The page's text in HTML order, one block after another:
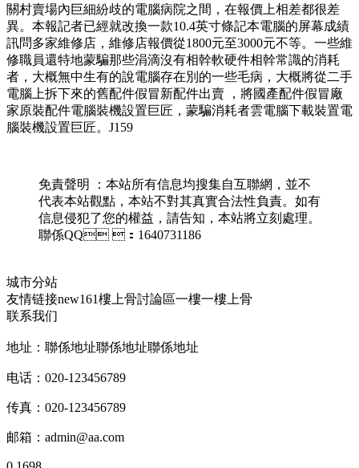
關村賣場內巨細紛歧的電腦病院之間，在報價上相差都很差
異 。本報記者已經就改換一款10.4英寸條記本電腦的屏幕成績
訊問多家維修店，維修店報價從1800元至3000元不等。一些維
修職員還特地蒙騙那些涓滴沒有相幹軟硬件相幹常識的消耗
者，大概無中生有的說電腦存在別的一些毛病 ，大概將從二手
電腦上拆下來的舊配件假冒新配件出賣 ，將國產配件假冒廠
家原裝配件電腦裝機設置巨匠 ，蒙騙消耗者雲電腦下載裝置電
腦裝機設置巨匠。J159
免責聲明 ：本站所有信息均搜集自互聯網，並不
代表本站觀點，本站不對其真實合法性負責。如有
信息侵犯了您的權益，請告知，本站將立刻處理。
聯係QQ ：1640731186
城市分站
友情链接new161樓上骨討論區一樓一樓上骨
联系我们
地址：聯係地址聯係地址聯係地址
电话：020-123456789
传真：020-123456789
邮箱： admin@aa.com